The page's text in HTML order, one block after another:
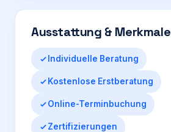
Ausstattung & Merkmale
Individuelle Beratung
Kostenlose Erstberatung
Online-Terminbuchung
Zertifizierungen